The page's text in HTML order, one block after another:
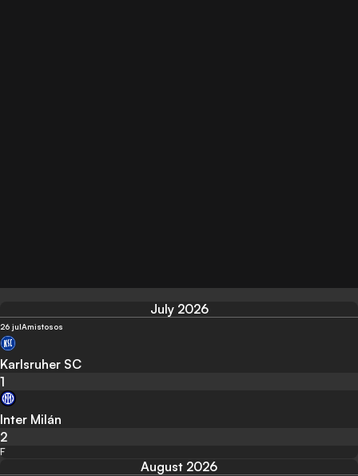
July 2026
26 julAmistosos
Karlsruher SC
1
Inter Milán
2
F
August 2026